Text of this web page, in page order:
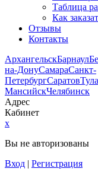
Таблица
Как
Отзывы
Контакты
АрхангельскБарнаул
на-ДонуСамараСанкт-
ПетербургСаратовТула
МансийскЧелябинск
Адрес
Кабинет
x
Вы не авторизованы
Вход | Регистрация